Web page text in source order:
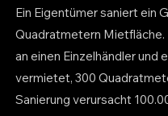
Ein Eigentümer saniert ein
Quadratmetern
an einen Einzelhändler und
vermietet, 300
Sanierung verursacht